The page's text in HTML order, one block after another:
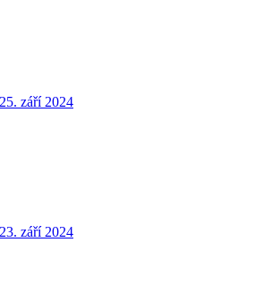
září 2024
září 2024